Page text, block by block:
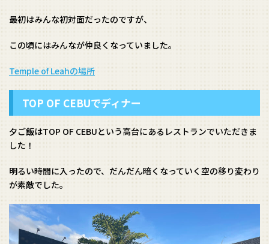
最初はみんな初対面だったのですが、
この頃にはみんなが仲良くなっていました。
Temple of Leahの場所
TOP OF CEBUでディナー
夕ご飯はTOP OF CEBUという高台にあるレストランでいただきま
した！
明るい時間に入ったので、だんだん暗くなっていく空の移り変わり
が素敵でした。